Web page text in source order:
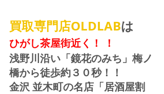
買取専門店OLDLABは
ひがし茶屋街近く！ ！
浅野川沿い「鏡花のみち」梅ノ
橋から徒歩約３０秒！！
金沢 並木町の名店「居酒屋割